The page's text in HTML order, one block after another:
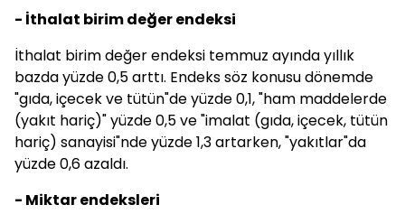
- İthalat birim değer endeksi
İthalat birim değer endeksi temmuz ayında yıllık
bazda yüzde 0,5 arttı. Endeks söz konusu dönemde
"gıda, içecek ve tütün"de yüzde 0,1, "ham maddelerde
(yakıt hariç)" yüzde 0,5 ve "imalat (gıda, içecek, tütün
hariç) sanayisi"nde yüzde 1,3 artarken, "yakıtlar"da
yüzde 0,6 azaldı.
- Miktar endeksleri